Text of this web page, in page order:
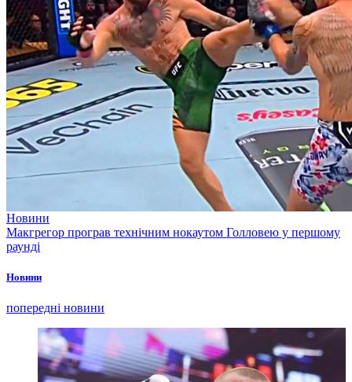
Новини
Макгрегор програв технічним нокаутом Голловею у першому
раунді
Новини
попередні новини